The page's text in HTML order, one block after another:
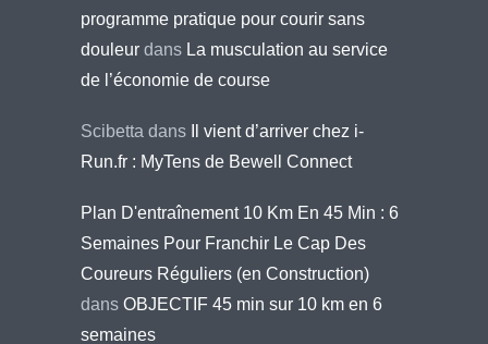
programme pratique pour courir sans
douleur dans La musculation au service
de l’économie de course
Scibetta dans
Il vient d’arriver chez i-
Run.fr : MyTens de Bewell Connect
Plan D'entraînement 10 Km En 45 Min : 6
Semaines Pour Franchir Le Cap Des
Coureurs Réguliers (en Construction)
dans OBJECTIF 45 min sur 10 km en 6
semaines